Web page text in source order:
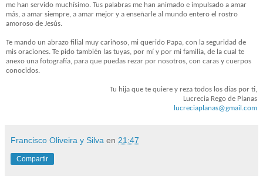
me han servido muchísimo. Tus palabras me han animado e impulsado a amar
más, a amar siempre, a amar mejor y a enseñarle al mundo entero el rostro
amoroso de Jesús.
Te mando un abrazo filial muy cariñoso, mi querido Papa, con la seguridad de
mis oraciones. Te pido también las tuyas, por mí y por mi familia, de la cual te
anexo una fotografía, para que puedas rezar por nosotros, con caras y cuerpos
conocidos.
Tu hija que te quiere y reza todos los días por ti,
Lucrecia Rego de Planas
lucreciaplanas@gmail.com
Francisco Oliveira y Silva en 21:47
Compartir